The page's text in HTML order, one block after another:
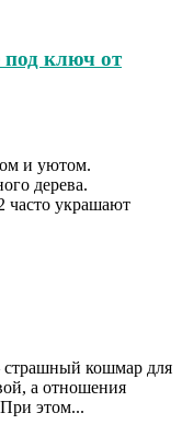
под ключ от
и уютом.
дерева.
украшают
страшный кошмар для
а отношения
При этом...